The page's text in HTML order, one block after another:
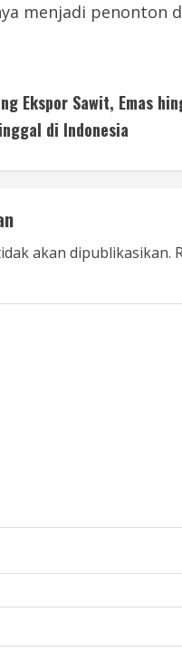
menjadi penonton
Ekspor Sawit, Emas
di Indonesia
akan dipublikasikan.